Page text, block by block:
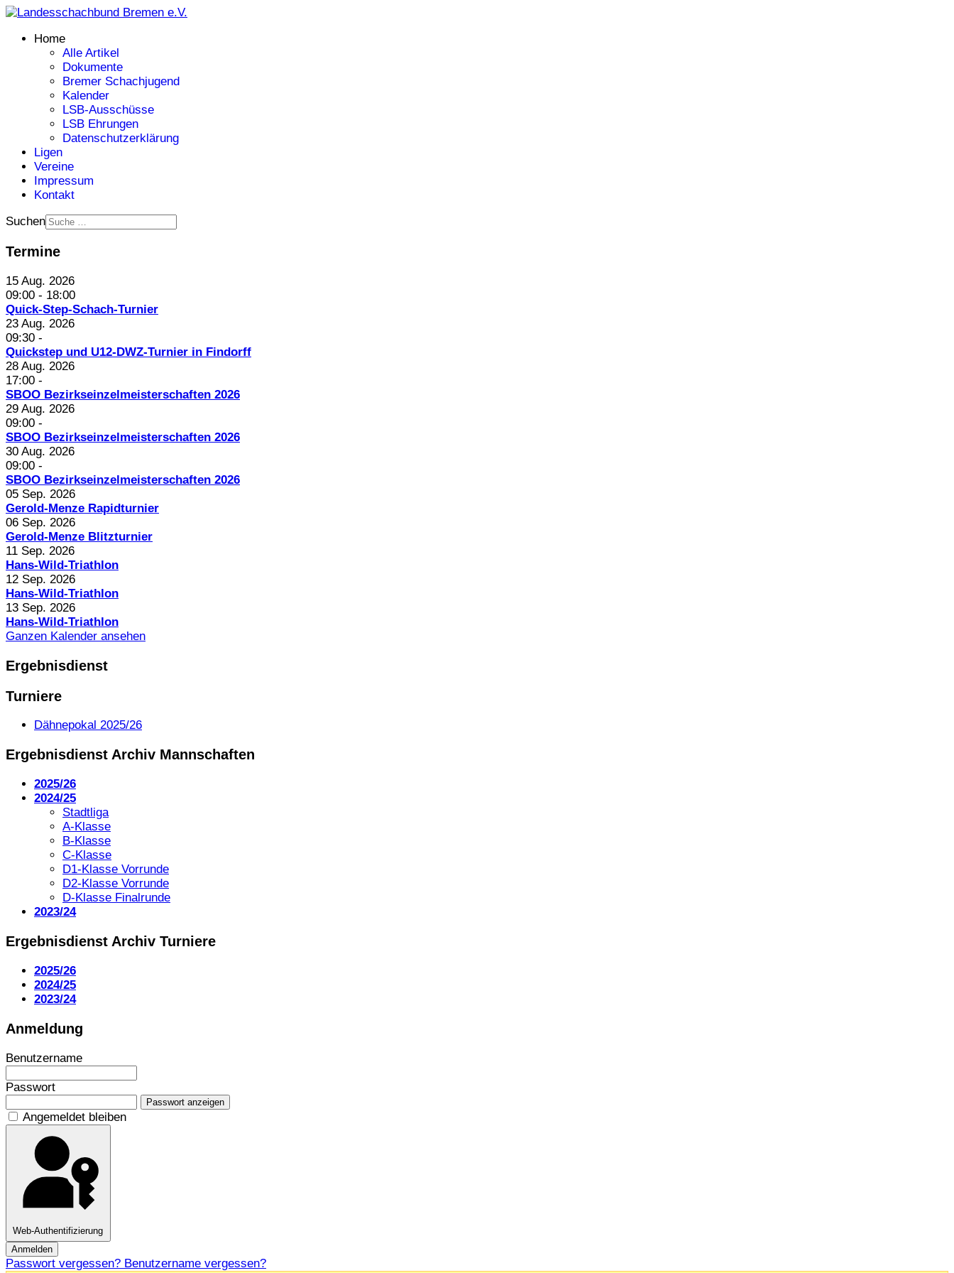
Home
Alle Artikel
Dokumente
Bremer Schachjugend
Kalender
LSB-Ausschüsse
LSB Ehrungen
Datenschutzerklärung
Ligen
Vereine
Impressum
Kontakt
Suchen
Termine
15 Aug. 2026
09:00 - 18:00
Quick-Step-Schach-Turnier
23 Aug. 2026
09:30 -
Quickstep und U12-DWZ-Turnier in Findorff
28 Aug. 2026
17:00 -
SBOO Bezirkseinzelmeisterschaften 2026
29 Aug. 2026
09:00 -
SBOO Bezirkseinzelmeisterschaften 2026
30 Aug. 2026
09:00 -
SBOO Bezirkseinzelmeisterschaften 2026
05 Sep. 2026
Gerold-Menze Rapidturnier
06 Sep. 2026
Gerold-Menze Blitzturnier
11 Sep. 2026
Hans-Wild-Triathlon
12 Sep. 2026
Hans-Wild-Triathlon
13 Sep. 2026
Hans-Wild-Triathlon
Ganzen Kalender ansehen
Ergebnisdienst
Turniere
Dähnepokal 2025/26
Ergebnisdienst Archiv Mannschaften
2025/26
2024/25
Stadtliga
A-Klasse
B-Klasse
C-Klasse
D1-Klasse Vorrunde
D2-Klasse Vorrunde
D-Klasse Finalrunde
2023/24
Ergebnisdienst Archiv Turniere
2025/26
2024/25
2023/24
Anmeldung
Benutzername
Passwort
Passwort anzeigen
Angemeldet bleiben
Web-Authentifizierung
Anmelden
Passwort vergessen? Benutzername vergessen?